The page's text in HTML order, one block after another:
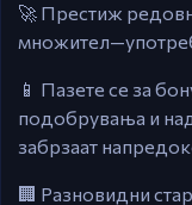
🚀 Престиж
📱 Пазете се за
подобрувања и
забрзаат
🏢 Разновидни